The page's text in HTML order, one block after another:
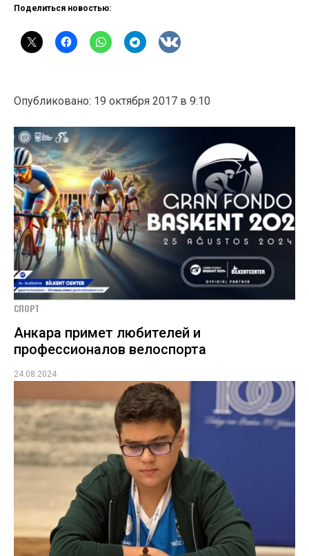
Поделиться новостью:
Опубликовано: 19 октября 2017 в 9:10
СПОРТ
Анкара примет любителей и
профессионалов велоспорта
24.08.2024